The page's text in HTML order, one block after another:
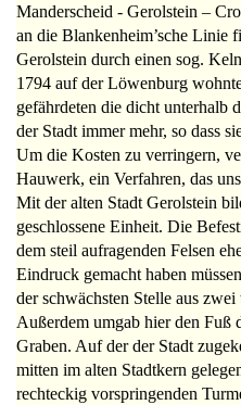
Manderscheid - Gerolstein –
an die Blankenheim’sche Linie
Gerolstein durch einen sog.
1794 auf der Löwenburg
gefährdeten die dicht unterhalb
der Stadt immer mehr, so dass
Um die Kosten zu verringern,
Hauwerk, ein Verfahren, das
Mit der alten Stadt Gerolstein
geschlossene Einheit. Die
dem steil aufragenden Felsen
Eindruck gemacht haben
der schwächsten Stelle aus
Außerdem umgab hier den Fuß
Graben. Auf der der Stadt
mitten im alten Stadtkern
rechteckig vorspringenden